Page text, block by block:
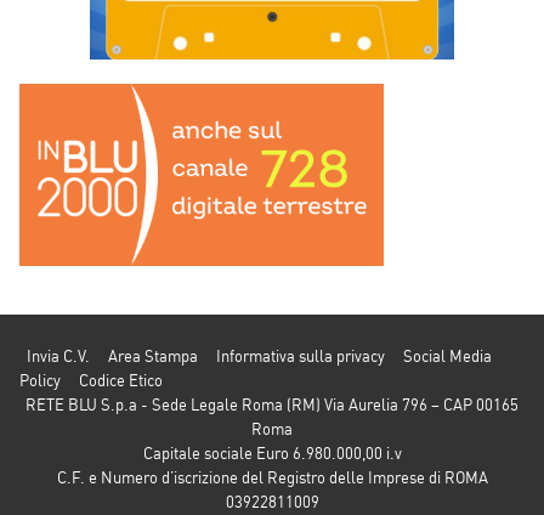
Invia C.V. Area Stampa Informativa sulla privacy
Social Media
Policy
Codice Etico
RETE BLU S.p.a - Sede Legale Roma (RM) Via Aurelia 796 – CAP 00165
Roma
Capitale sociale Euro 6.980.000,00 i.v
C.F. e Numero d’iscrizione del Registro delle Imprese di ROMA
03922811009